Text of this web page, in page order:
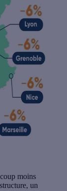
moins
un